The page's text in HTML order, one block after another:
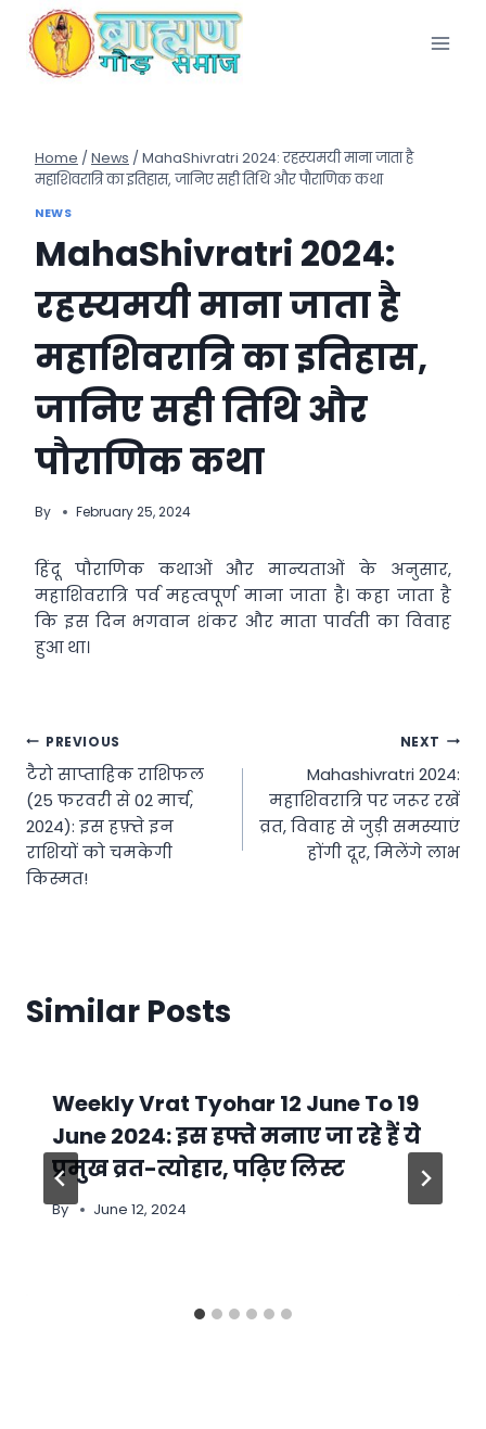
content
Home / News / MahaShivratri 2024: रहस्यमयी माना जाता है
महाशिवरात्रि का इतिहास, जानिए सही तिथि और पौराणिक कथा
NEWS
MahaShivratri 2024:
रहस्यमयी माना जाता है
महाशिवरात्रि का इतिहास,
जानिए सही तिथि और
पौराणिक कथा
By February 25, 2024
हिंदू पौराणिक कथाओं और मान्यताओं के अनुसार,
महाशिवरात्रि पर्व महत्वपूर्ण माना जाता है। कहा जाता है
कि इस दिन भगवान शंकर और माता पार्वती का विवाह
हुआ था।
Post
navigation
PREVIOUS
टैरो साप्ताहिक राशिफल
(25 फरवरी से 02 मार्च,
2024): इस हफ़्ते इन
राशियों को चमकेगी
किस्मत!
NEXT
Mahashivratri 2024:
महाशिवरात्रि पर जरूर रखें
व्रत, विवाह से जुड़ी समस्याएं
होंगी दूर, मिलेंगे लाभ
Similar Posts
Weekly Vrat Tyohar 12 June To 19
June 2024: इस हफ्ते मनाए जा रहे हैं ये
प्रमुख व्रत-त्योहार, पढ़िए लिस्ट
By June 12, 2024